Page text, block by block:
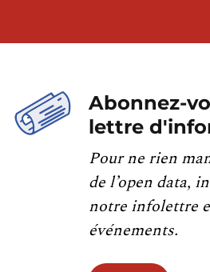
Abonnez-
lettre
Pour ne rien
de l’open data,
notre infolettre
événements.